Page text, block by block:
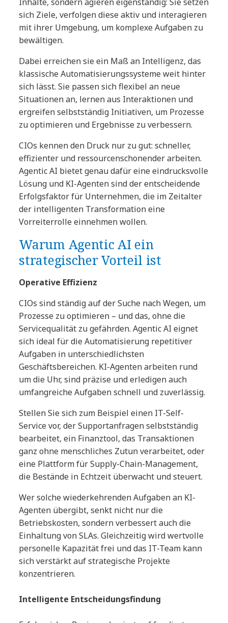
sich Ziele, verfolgen diese aktiv und interagieren
mit ihrer Umgebung, um komplexe Aufgaben zu
bewältigen.
Dabei erreichen sie ein Maß an Intelligenz, das
klassische Automatisierungssysteme weit hinter
sich lässt. Sie passen sich flexibel an neue
Situationen an, lernen aus Interaktionen und
ergreifen selbstständig Initiativen, um Prozesse
zu optimieren und Ergebnisse zu verbessern.
CIOs kennen den Druck nur zu gut: schneller,
effizienter und ressourcenschonender arbeiten.
Agentic AI bietet genau dafür eine eindrucksvolle
Lösung und KI-Agenten sind der entscheidende
Erfolgsfaktor für Unternehmen, die im Zeitalter
der intelligenten Transformation eine
Vorreiterrolle einnehmen wollen.
Warum Agentic AI ein
strategischer Vorteil ist
Operative Effizienz
CIOs sind ständig auf der Suche nach Wegen, um
Prozesse zu optimieren – und das, ohne die
Servicequalität zu gefährden. Agentic AI eignet
sich ideal für die Automatisierung repetitiver
Aufgaben in unterschiedlichsten
Geschäftsbereichen. KI-Agenten arbeiten rund
um die Uhr, sind präzise und erledigen auch
umfangreiche Aufgaben schnell und zuverlässig.
Stellen Sie sich zum Beispiel einen IT-Self-
Service vor, der Supportanfragen selbstständig
bearbeitet, ein Finanztool, das Transaktionen
ganz ohne menschliches Zutun verarbeitet, oder
eine Plattform für Supply-Chain-Management,
die Bestände in Echtzeit überwacht und steuert.
Wer solche wiederkehrenden Aufgaben an KI-
Agenten übergibt, senkt nicht nur die
Betriebskosten, sondern verbessert auch die
Einhaltung von SLAs. Gleichzeitig wird wertvolle
personelle Kapazität frei und das IT-Team kann
sich verstärkt auf strategische Projekte
konzentrieren.
Intelligente Entscheidungsfindung